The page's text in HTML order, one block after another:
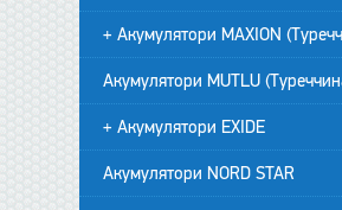
+ Акумулятори MAXION
Акумулятори MUTLU
+ Акумулятори EXIDE
Акумулятори NORD STAR